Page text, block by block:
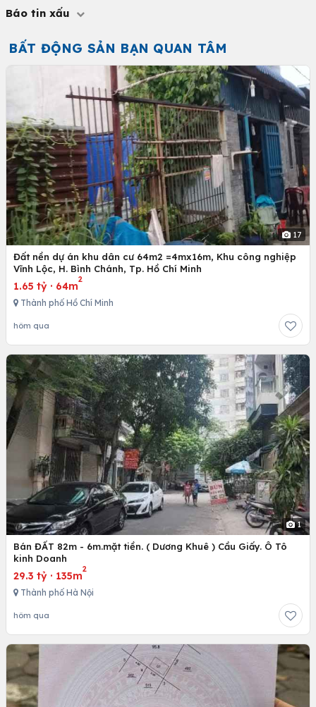
Báo tin xấu
BẤT ĐỘNG SẢN BẠN QUAN TÂM
17
Đất nền dự án khu dân cư 64m2 =4mx16m, Khu công nghiệp
Vĩnh Lộc, H. Bình Chánh, Tp. Hồ Chí Minh
1.65 tỷ · 64m
2
Thành phố Hồ Chí Minh
hôm qua
1
Bán ĐẤT 82m - 6m.mặt tiền. ( Dương Khuê ) Cầu Giấy. Ô Tô
kinh Doanh
29.3 tỷ · 135m
2
Thành phố Hà Nội
hôm qua